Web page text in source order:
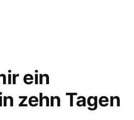
ein
zehn Tagen